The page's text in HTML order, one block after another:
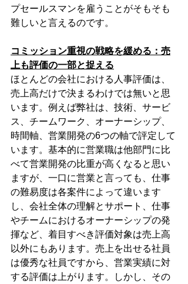
プセールスマンを雇うことがそもそも
難しいと言えるのです。
コミッション重視の戦略を緩める：売
上も評価の一部と捉える
ほとんどの会社における人事評価は、
売上高だけで決まるわけでは無いと思
います。例えば弊社は、技術、サービ
ス、チームワーク、オーナーシップ、
時間軸、営業開発の6つの軸で評定して
います。基本的に営業職は他部門に比
べて営業開発の比重が高くなると思い
ますが、一口に営業と言っても、仕事
の難易度は各案件によって違います
し、会社全体の理解とサポート、仕事
やチームにおけるオーナーシップの発
揮など、着目すべき評価対象は売上高
以外にもあります。売上を出せる社員
は優秀な社員ですから、営業実績に対
する評価は上がります。しかし、その